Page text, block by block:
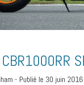
- Publié le 30 juin 2016